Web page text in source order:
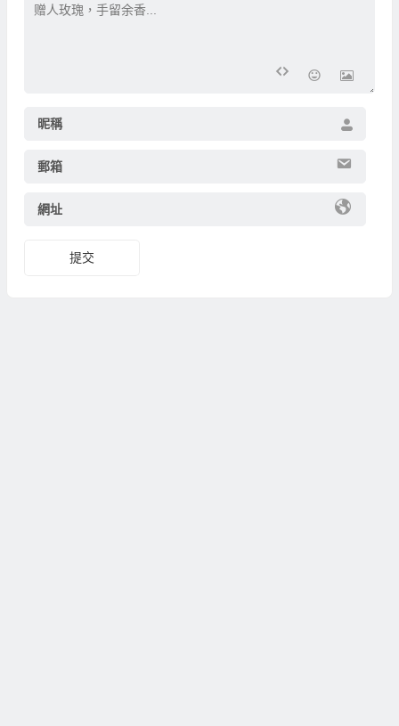
昵稱
郵箱
網址
提交